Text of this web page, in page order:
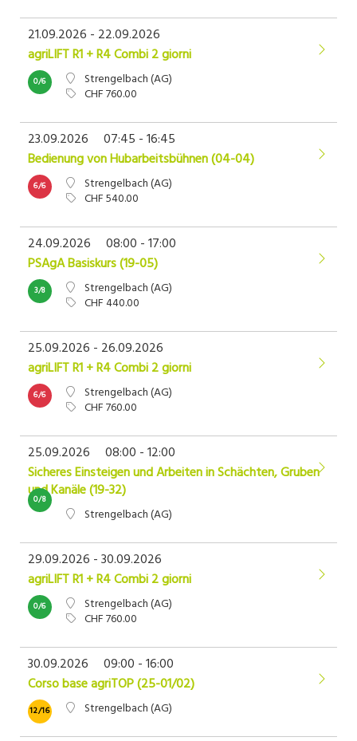
21.09.2026 - 22.09.2026
agriLIFT R1 + R4 Combi 2 giorni
Strengelbach (AG)
CHF 760.00
0/6
23.09.2026
07:45 - 16:45
Bedienung von Hubarbeitsbühnen (04-04)
Strengelbach (AG)
CHF 540.00
6/6
24.09.2026
08:00 - 17:00
PSAgA Basiskurs (19-05)
Strengelbach (AG)
CHF 440.00
3/8
25.09.2026 - 26.09.2026
agriLIFT R1 + R4 Combi 2 giorni
Strengelbach (AG)
CHF 760.00
6/6
25.09.2026
08:00 - 12:00
Sicheres Einsteigen und Arbeiten in Schächten, Gruben
und Kanäle (19-32)
Strengelbach (AG)
0/8
29.09.2026 - 30.09.2026
agriLIFT R1 + R4 Combi 2 giorni
Strengelbach (AG)
CHF 760.00
0/6
30.09.2026
09:00 - 16:00
Corso base agriTOP (25-01/02)
Strengelbach (AG)
12/16